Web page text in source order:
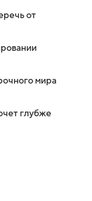
от
мира
глубже